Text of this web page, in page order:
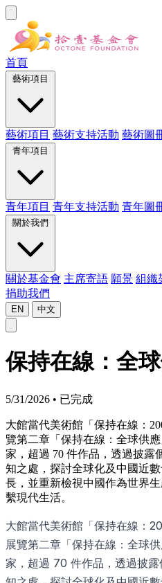
首頁
藝術項目 藝術支持活動 藝術圖
青年項目 青年支持活動 青年圖
關於基金會 主席寄語 願景 組織
捐助我們
EN 中文
保持在線：全
5/31/2026 • 已完成
大館當代美術館「保持在線：
覽第二章「保持在線：全球供
家，超過 70 件作品，透過披露
知之處，探討全球化及中國近
長，並重新檢視中國作為世界
繫現代生活。
大館當代美術館「保持在線：
展覽第二章「保持在線：全球
家，超過 70 件作品，透過披